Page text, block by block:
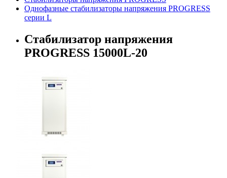
Однофазные стабилизаторы напряжения PROGRESS
серии L
Стабилизатор напряжения
PROGRESS 15000L-20